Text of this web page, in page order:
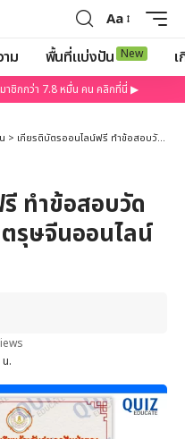
Aa
ม พื้นที่แบ่งปัน New
าชิกกว่า 7.8 หมื่น คน คลิกที่นี่ ▶
> เกียรติบัตรออนไลน์ฟรี ทำข้อสอบวัดระดับความรู้ เรื่อง วันตรุษจีนออนไลน์ อ่านเพลิน เฮงทั้งปี
ทำข้อสอบวัด
ตรุษจีนออนไลน์
.